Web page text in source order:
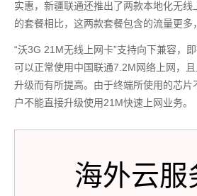
实惠，新疆联通还推出了两款本地化无
的套餐相比，这两款套餐包含的流量更多
“沃3G 21M无线上网卡”支持向下兼容，
可以正常使用中国联通7.2M网络上网，
升级而有所提高。由于终端所使用的芯片
户不能直接升级使用21M快速上网业务。
海外云服